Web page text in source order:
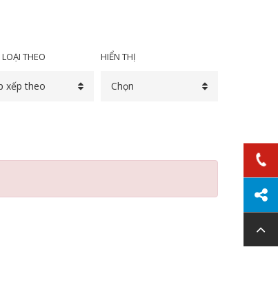
THEO
xếp theo
HIỂN THỊ
Chọn